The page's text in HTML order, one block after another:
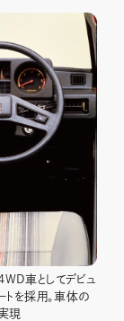
車としてデビュ
トを採用。車体の
現